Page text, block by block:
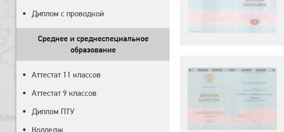
Диплом с проводкой
Среднее и среднеспециальное
образование
Аттестат 11 классов
Аттестат 9 классов
Диплом ПТУ
Колледж